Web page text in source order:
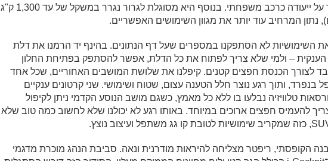
מבלי לוותר על ייעודה כרכב משפחתי. בנוסף היא מסוגלת לגרור נגרר במשקל של עד 1,300 ק"ג
נתון המרחיב עוד יותר את מגוון השימושים האפשריים.
את השימושיות לא הסתפקנו במספרים שעל דף הנתונים. בהינף יד הרמנו את דלת
– ולמי שלא צריך לפתוח את כל הדלת, אפשר להסתפק בפתיחת החלון
לצורך הכנסת חפצים קטנים. קיפלנו את שלושת המושבים האחוריים, שכל אחד
בנפרד, ותוך רגע נוצר חלל הטענה עצום, שטוח ושימושי. שני קרטונים ענקיים
טלוויזיה נבלעו בו ללא כל מאמץ, כשגם מושב הנוסע הקדמי ניתן לקיפול
להעמיס חפצים ארוכים במיוחד. באותו רגע לא יכולנו שלא לחשוב כמה טוב שלא
הקופסתי, ריפטר מצליחה להיראות מודרנית ונאה. סביבת הנהג מוכרת מדגמי